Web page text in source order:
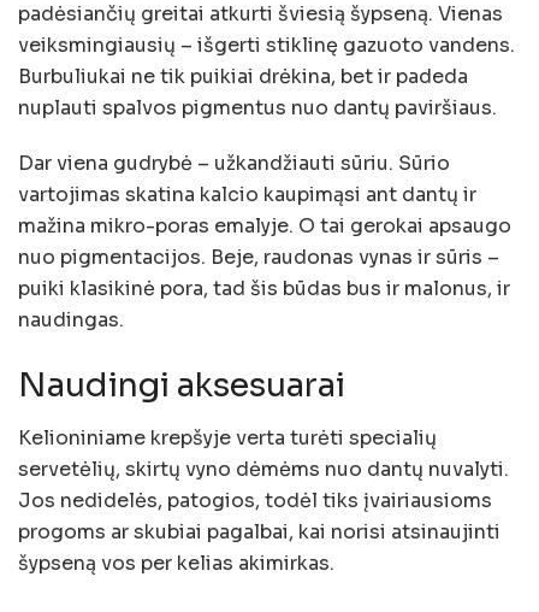
padėsiančių greitai atkurti šviesią šypseną. Vienas
veiksmingiausių – išgerti stiklinę gazuoto vandens.
Burbuliukai ne tik puikiai drėkina, bet ir padeda
nuplauti spalvos pigmentus nuo dantų paviršiaus.
Dar viena gudrybė – užkandžiauti sūriu. Sūrio
vartojimas skatina kalcio kaupimąsi ant dantų ir
mažina mikro-poras emalyje. O tai gerokai apsaugo
nuo pigmentacijos. Beje, raudonas vynas ir sūris –
puiki klasikinė pora, tad šis būdas bus ir malonus, ir
naudingas.
Naudingi aksesuarai
Kelioniniame krepšyje verta turėti specialių
servetėlių, skirtų vyno dėmėms nuo dantų nuvalyti.
Jos nedidelės, patogios, todėl tiks įvairiausioms
progoms ar skubiai pagalbai, kai norisi atsinaujinti
šypseną vos per kelias akimirkas.